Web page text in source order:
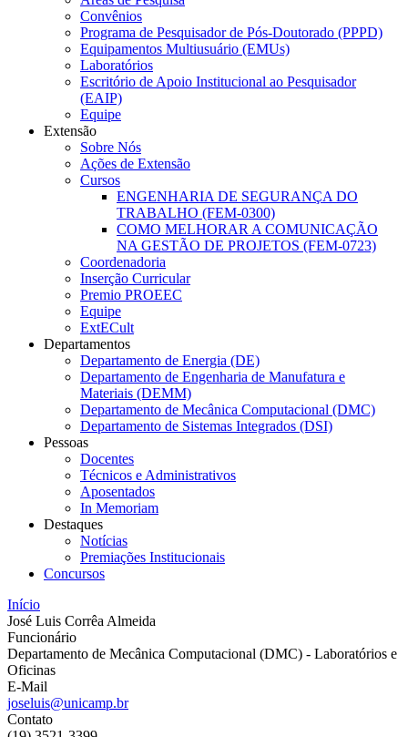
Convênios
Programa de Pesquisador de Pós-Doutorado (PPPD)
Equipamentos Multiusuário (EMUs)
Laboratórios
Escritório de Apoio Institucional ao Pesquisador
(EAIP)
Equipe
Extensão
Sobre Nós
Ações de Extensão
Cursos
ENGENHARIA DE SEGURANÇA DO
TRABALHO (FEM-0300)
COMO MELHORAR A COMUNICAÇÃO
NA GESTÃO DE PROJETOS (FEM-0723)
Coordenadoria
Inserção Curricular
Premio PROEEC
Equipe
ExtECult
Departamentos
Departamento de Energia (DE)
Departamento de Engenharia de Manufatura e
Materiais (DEMM)
Departamento de Mecânica Computacional (DMC)
Departamento de Sistemas Integrados (DSI)
Pessoas
Docentes
Técnicos e Administrativos
Aposentados
In Memoriam
Destaques
Notícias
Premiações Institucionais
Concursos
Início
José Luis Corrêa Almeida
Funcionário
Departamento de Mecânica Computacional (DMC) - Laboratórios e
Oficinas
E-Mail
joseluis@unicamp.br
Contato